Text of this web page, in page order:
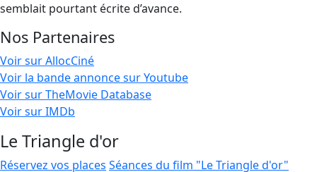
semblait pourtant écrite d’avance.
Nos Partenaires
Voir sur AllocCiné
Voir la bande annonce sur Youtube
Voir sur TheMovie Database
Voir sur IMDb
Le Triangle d'or
Réservez vos places Séances du film "Le Triangle d'or"